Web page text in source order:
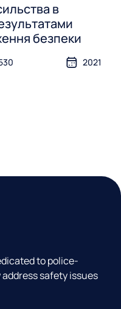
в
безпеки
2021
to police-
safety issues